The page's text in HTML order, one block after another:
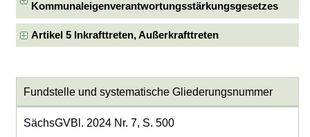
Kommunaleigenverantwortungsstärkungsgesetzes
Artikel 5 Inkrafttreten, Außerkrafttreten
Fundstelle und systematische Gliederungsnummer
SächsGVBl. 2024 Nr. 7, S. 500